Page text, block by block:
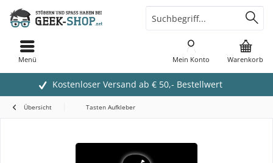
Kostenloser Versand ab € 50,- Bestellwert
Warenkorb
Mein Konto
Menü
Übersicht Tasten Aufkleber